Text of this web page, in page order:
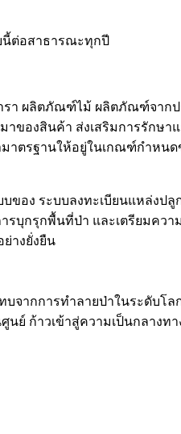
นี้ต่อสาธารณะทุกปี
า ผลิตภัณฑ์ไม้ ผลิตภัณฑ์จาก
องสินค้า ส่งเสริมการรักษา
รฐานให้อยู่ในเกณฑ์กำหนดข
อง ระบบลงทะเบียนแหล่งป
รบุกรุกพื้นที่ป่า และเตรียมคว
างยั่งยืน
จากการทำลายป่าในระดับโ
ย์ ก้าวเข้าสู่ความเป็นกลางท